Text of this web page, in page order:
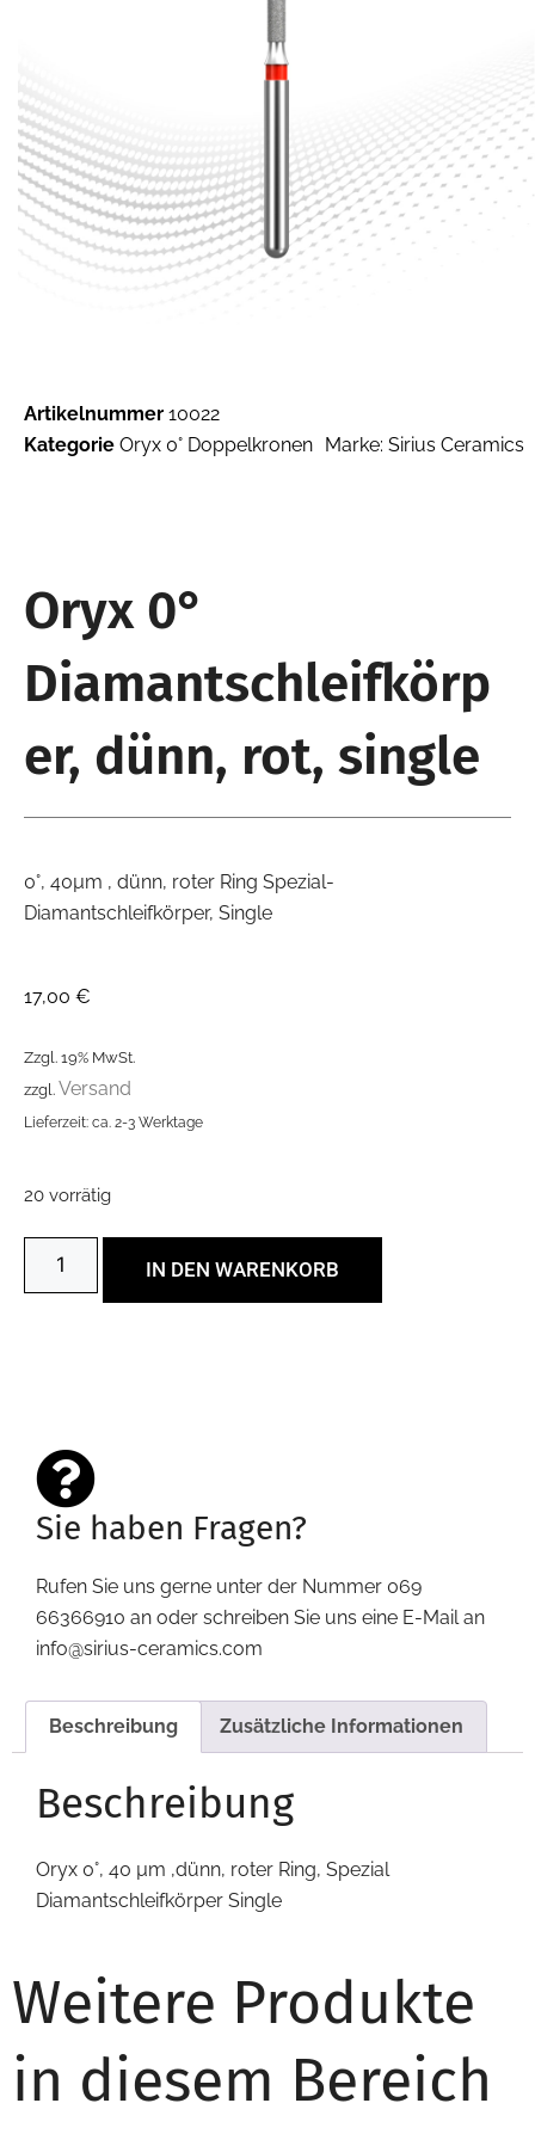
Artikelnummer 10022
Kategorie Oryx 0° Doppelkronen Marke: Sirius Ceramics
Oryx 0°
Diamantschleifkörp
er, dünn, rot, single
0°, 40µm , dünn, roter Ring Spezial-
Diamantschleifkörper, Single
17,00 €
Zzgl. 19% MwSt.
zzgl. Versand
Lieferzeit: ca. 2-3 Werktage
20 vorrätig
IN DEN WARENKORB
Sie haben Fragen?
Rufen Sie uns gerne unter der Nummer 069
66366910 an oder schreiben Sie uns eine E-Mail an
info@sirius-ceramics.com
Beschreibung Zusätzliche Informationen
Beschreibung
Oryx 0°, 40 µm ,dünn, roter Ring, Spezial
Diamantschleifkörper Single
Weitere Produkte
in diesem Bereich